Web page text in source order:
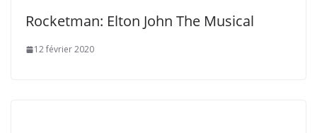
Rocketman: Elton John The Musical
12 février 2020